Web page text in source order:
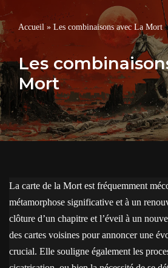
Accueil»Les combinaisons avec La Mort
Les
Mort
La carte de la Mort est fréquemment
métamorphose significative et à un
clôture d’un chapitre et l’éveil à un
des cartes voisines pour annoncer une
crucial. Elle souligne également les